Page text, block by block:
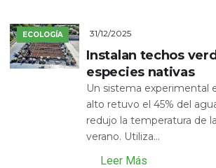
ECOLOGÍA 31/12/2025
Instalan techos
especies nativas
Un sistema experimental
alto retuvo el 45% del
redujo la temperatura de
verano. Utiliza...
Leer Más